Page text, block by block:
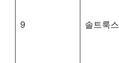
9 솔트룩스